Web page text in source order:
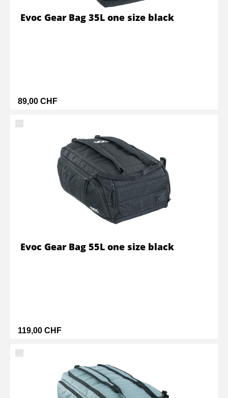
89,00 CHF
Evoc Gear Bag 35L one size black
119,00 CHF
Evoc Gear Bag 55L one size black